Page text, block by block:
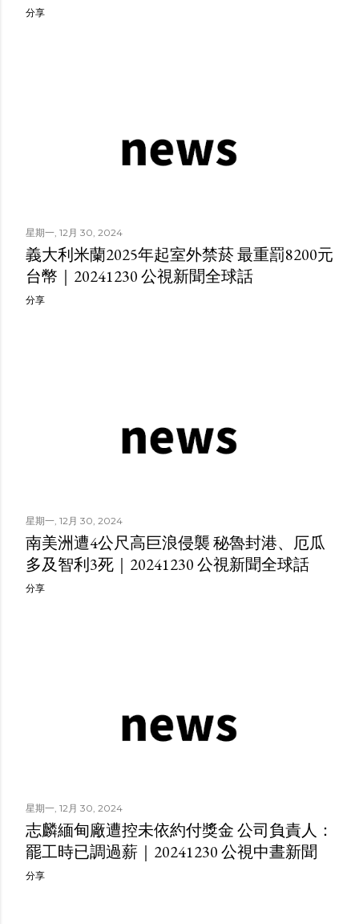
分享
星期一, 12月 30, 2024
義大利米蘭2025年起室外禁菸 最重罰8200元
台幣｜20241230 公視新聞全球話
分享
星期一, 12月 30, 2024
南美洲遭4公尺高巨浪侵襲 秘魯封港、厄瓜
多及智利3死｜20241230 公視新聞全球話
分享
星期一, 12月 30, 2024
志麟緬甸廠遭控未依約付獎金 公司負責人：
罷工時已調過薪｜20241230 公視中晝新聞
分享